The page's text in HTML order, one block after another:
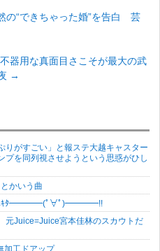
“できちゃった婚”を告白 芸
器用な真面目さこそが最大の武
→
りがすごい」と報ステ大越キャスター
プを同列視させようという思惑がひし
かいう曲
真ｷﾀ━━━━(ﾟ∀ﾟ)━━━━!!
元Juice=Juice宮本佳林のスカウトだ
加工ドアップ